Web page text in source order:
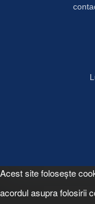
Acest site foloseşte
acordul asupra folosirii